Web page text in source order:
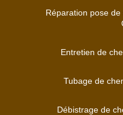
Réparation pose
Entretien de
Tubage de
Débistrage de